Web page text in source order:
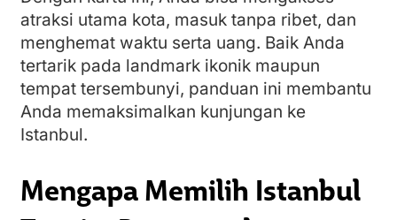
atraksi utama kota, masuk tanpa ribet, dan
menghemat waktu serta uang. Baik Anda
tertarik pada landmark ikonik maupun
tempat tersembunyi, panduan ini membantu
Anda memaksimalkan kunjungan ke
Istanbul.
Mengapa Memilih Istanbul